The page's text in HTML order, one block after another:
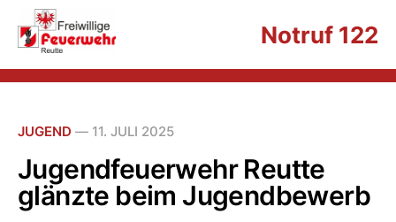
Notruf 122
JUGEND — 11. JULI 2025
Jugendfeuerwehr Reutte
glänzte beim Jugendbewerb